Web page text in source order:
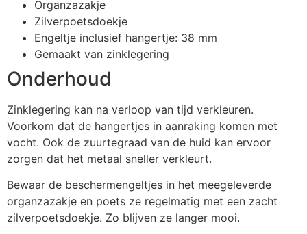
Organzazakje
Zilverpoetsdoekje
Engeltje inclusief hangertje: 38 mm
Gemaakt van zinklegering
Onderhoud
Zinklegering kan na verloop van tijd verkleuren.
Voorkom dat de hangertjes in aanraking komen met
vocht. Ook de zuurtegraad van de huid kan ervoor
zorgen dat het metaal sneller verkleurt.
Bewaar de beschermengeltjes in het meegeleverde
organzazakje en poets ze regelmatig met een zacht
zilverpoetsdoekje. Zo blijven ze langer mooi.